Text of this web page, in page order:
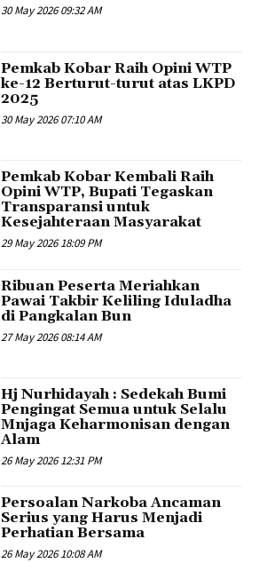
30 May 2026 09:32 AM
Pemkab Kobar Raih Opini WTP
ke-12 Berturut-turut atas LKPD
2025
30 May 2026 07:10 AM
Pemkab Kobar Kembali Raih
Opini WTP, Bupati Tegaskan
Transparansi untuk
Kesejahteraan Masyarakat
29 May 2026 18:09 PM
Ribuan Peserta Meriahkan
Pawai Takbir Keliling Iduladha
di Pangkalan Bun
27 May 2026 08:14 AM
Hj Nurhidayah : Sedekah Bumi
Pengingat Semua untuk Selalu
Mnjaga Keharmonisan dengan
Alam
26 May 2026 12:31 PM
Persoalan Narkoba Ancaman
Serius yang Harus Menjadi
Perhatian Bersama
26 May 2026 10:08 AM